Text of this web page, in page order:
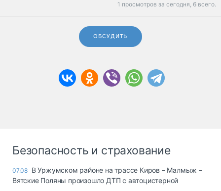
1 просмотров за сегодня, 6 всего.
ОБСУДИТЬ
Безопасность и страхование
07.08 В Уржумском районе на трассе Киров – Малмыж –
Вятские Поляны произошло ДТП с автоцистерной